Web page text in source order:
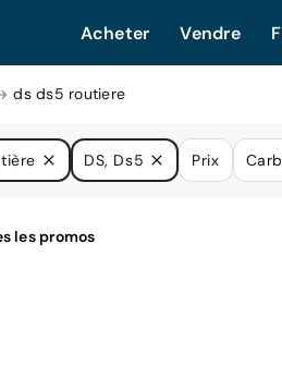
Acheter Vendre
ds ds5 routiere
DS, Ds5 Prix